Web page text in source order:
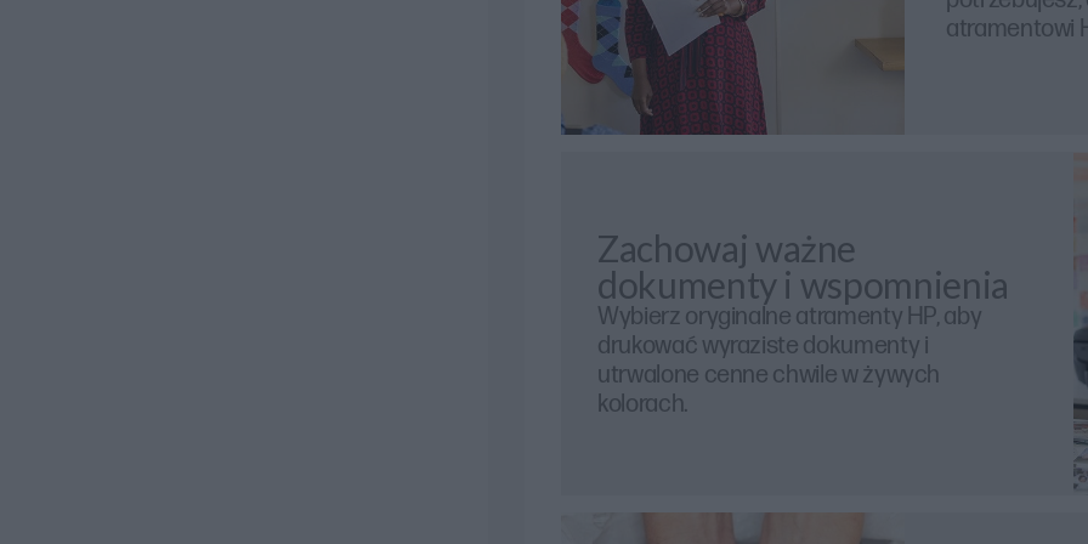
atramentowi
Zachowaj ważne
dokumenty i wspomnienia
Wybierz oryginalne atramenty HP, aby
drukować wyraziste dokumenty i
utrwalone cenne chwile w żywych
kolorach.